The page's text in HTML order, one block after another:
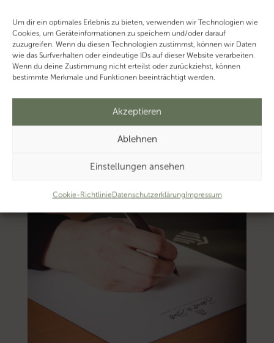
Um dir ein optimales Erlebnis zu bieten, verwenden wir Technologien wie
Cookies, um Geräteinformationen zu speichern und/oder darauf
zuzugreifen. Wenn du diesen Technologien zustimmst, können wir Daten
wie das Surfverhalten oder eindeutige IDs auf dieser Website verarbeiten.
Wenn du deine Zustimmung nicht erteilst oder zurückziehst, können
bestimmte Merkmale und Funktionen beeinträchtigt werden.
Akzeptieren
Ablehnen
Einstellungen ansehen
Cookie-RichtlinieDatenschutzerklärungImpressum